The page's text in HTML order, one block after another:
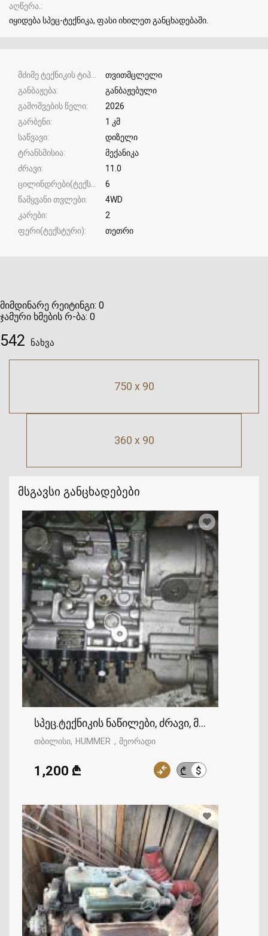
360 x 90
მსგავსი განცხადებები
სპეც.ტექნიკის ნაწილები, ძრავი, მისი
თბილისი HUMMER მეორადი
₾ $
1,200 ₾
აღწერა.
იყიდება სპეც-ტექნიკა, ფასი იხილეთ განცხადებაში.
თვითმცლელი
განბაჟება
განბაჟებული
გამოშვების წელი
2026
გარბენი
1 კმ
საწვავი
დიზელი
ტრანსმისია
მექანიკა
ძრავი
11.0
6
წამყვანი თვლები
4WD
კარები
2
ფერი(ტექსტური)
თეთრი
მიმდინარე რეიტინგი: 0
ჯამური ხმების რ-ბა: 0
542 ნახვა
750 x 90